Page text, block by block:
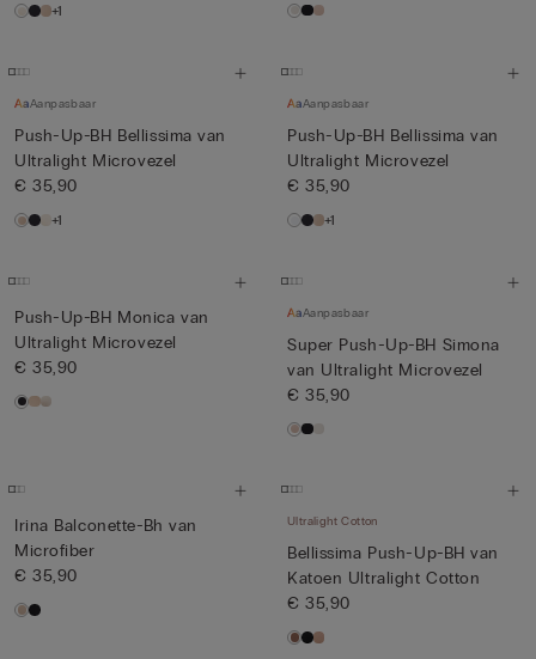
+1
Aanpasbaar
Push-Up-BH Bellissima van
Ultralight Microvezel
€ 35,90
+1
Aanpasbaar
Push-Up-BH Bellissima van
Ultralight Microvezel
€ 35,90
+1
Push-Up-BH Monica van
Ultralight Microvezel
€ 35,90
Aanpasbaar
Super Push-Up-BH Simona
van Ultralight Microvezel
€ 35,90
Irina Balconette-Bh van
Microfiber
€ 35,90
Ultralight Cotton
Bellissima Push-Up-BH van
Katoen Ultralight Cotton
€ 35,90